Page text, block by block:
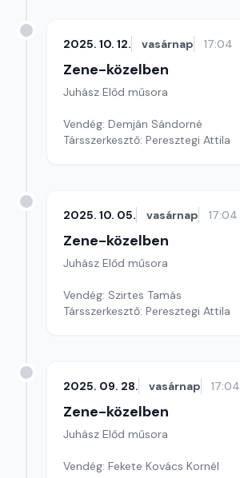
2025. 10. 12. vasárnap 17:04
Zene-közelben
Juhász Előd műsora
Vendég: Demján Sándorné
Társszerkesztő: Peresztegi Attila
2025. 10. 05. vasárnap 17:04
Zene-közelben
Juhász Előd műsora
Vendég: Szirtes Tamás
Társszerkesztő: Peresztegi Attila
2025. 09. 28. vasárnap 17:04
Zene-közelben
Juhász Előd műsora
Vendég: Fekete Kovács Kornél